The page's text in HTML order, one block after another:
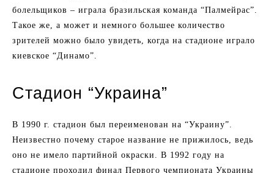
болельщиков – играла бразильская команда “Палмейрас”.
Такое же, а может и немного большее количество
зрителей можно было увидеть, когда на стадионе играло
киевское “Динамо”.
Стадион “Украина”
В 1990 г. стадион был переименован на “Украину”.
Неизвестно почему старое название не прижилось, ведь
оно не имело партийной окраски. В 1992 году на
стадионе проходил финал Первого чемпионата Украины